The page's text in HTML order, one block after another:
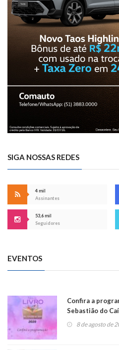
SIGA NOSSAS REDES
4 mil
Assinantes
53,6 mil
Seguidores
EVENTOS
Confira a
Sebastião do Caí
8 de agosto de